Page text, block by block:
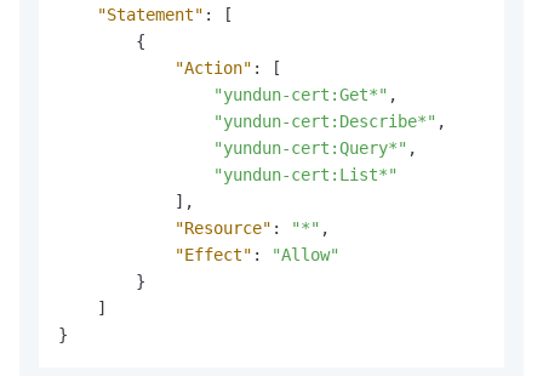
"Statement" :
[
{
"Action" :
[
"yundun-cert:Get*" ,
"yundun-cert:Describe*" ,
"yundun-cert:Query*" ,
"yundun-cert:List*"
] ,
"Resource" : "*" ,
"Effect" :
"Allow"
}
]
}